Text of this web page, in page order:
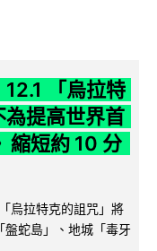
12.1 「烏拉特
提高世界首
縮短約 10 分
烏拉特克的詛咒」將
蛇島」、地城「毒牙